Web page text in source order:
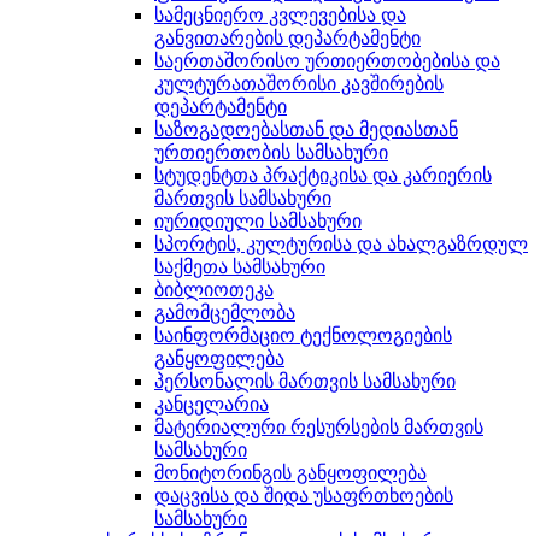
სამეცნიერო კვლევებისა და
განვითარების დეპარტამენტი
საერთაშორისო ურთიერთობებისა და
კულტურათაშორისი კავშირების
დეპარტამენტი
საზოგადოებასთან და მედიასთან
ურთიერთობის სამსახური
სტუდენტთა პრაქტიკისა და კარიერის
მართვის სამსახური
იურიდიული სამსახური
სპორტის, კულტურისა და ახალგაზრდულ
საქმეთა სამსახური
ბიბლიოთეკა
გამომცემლობა
საინფორმაციო ტექნოლოგიების
განყოფილება
პერსონალის მართვის სამსახური
კანცელარია
მატერიალური რესურსების მართვის
სამსახური
მონიტორინგის განყოფილება
დაცვისა და შიდა უსაფრთხოების
სამსახური